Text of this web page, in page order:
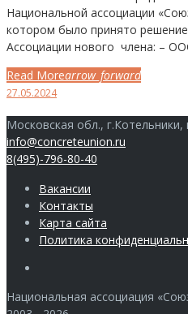
Национальной ассоциации
котором было принято
Ассоциации нового члена: –
Read Morearrow_forward
Facebook
Twitter
Google+
LinkedIn
Pinterest
27.05.2024
Московская обл.,
info@concreteunion.ru
8(495)-796-80-40
Вакансии
Контакты
Карта сайта
Политика
Национальная ассоциация